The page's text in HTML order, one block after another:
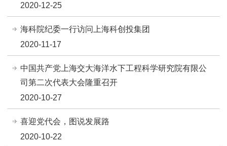
2020-12-25
海科院纪委一行访问上海科创投集团
2020-11-17
中国共产党上海交大海洋水下工程科学研究院有限公
司第二次代表大会隆重召开
2020-10-27
喜迎党代会，图说发展路
2020-10-22